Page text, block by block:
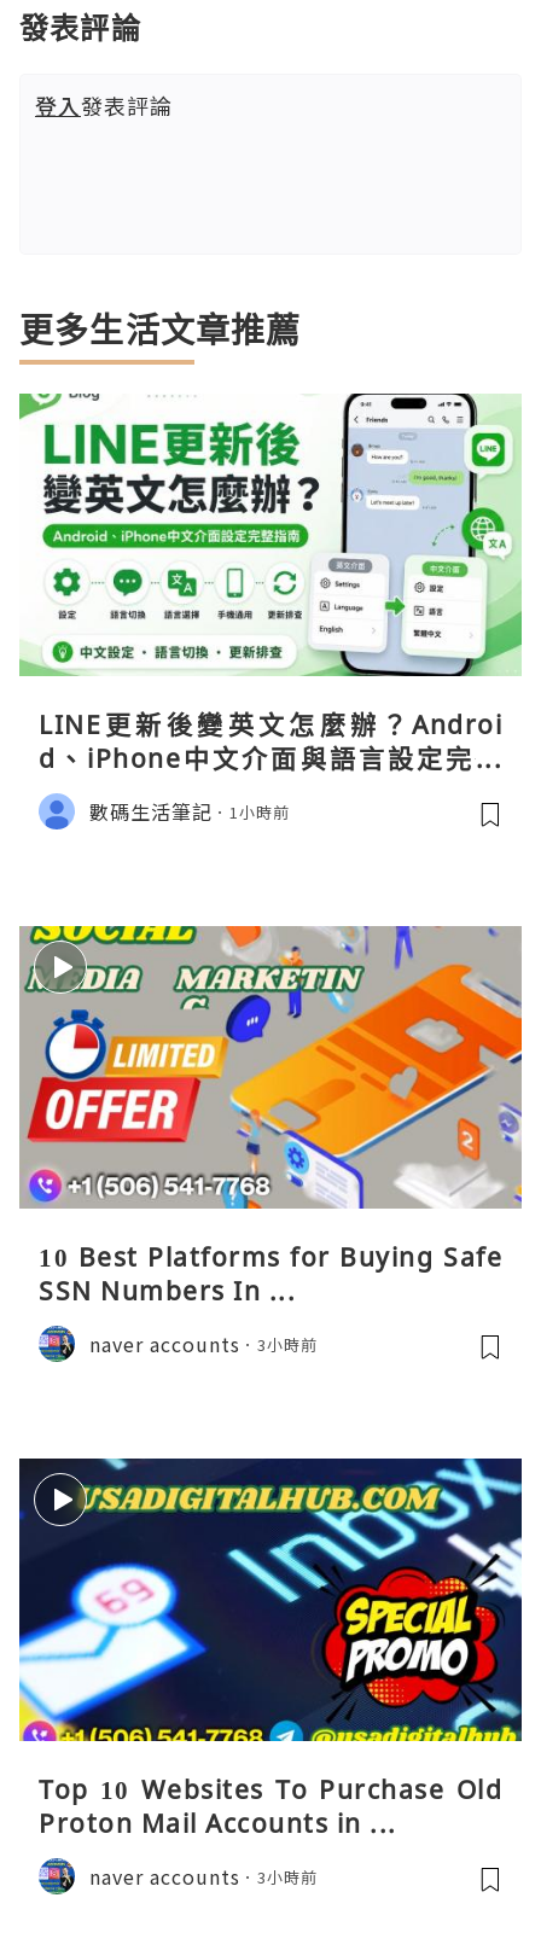
發表評論
登入發表評論
更多生活文章推薦
LINE更新後變英文怎麼辦？Androi
d、iPhone中文介面與語言設定完整
指南
數碼生活筆記 1小時前
10 Best Platforms for Buying Safe
SSN Numbers In ...
naver accounts 3小時前
Top 10 Websites To Purchase Old
Proton Mail Accounts in ...
naver accounts 3小時前